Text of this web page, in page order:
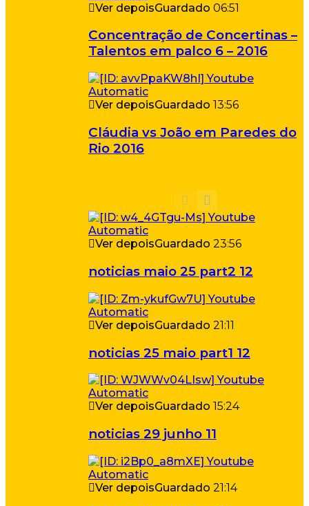
Ver depoisGuardado 06:51
Concentração de Concertinas –
Talentos em palco 6 – 2016
Ver depoisGuardado 13:56
Cláudia vs João em Paredes do
Rio 2016
Ver depoisGuardado 23:56
noticias maio 25 part2 12
Ver depoisGuardado 21:11
noticias 25 maio part1 12
Ver depoisGuardado 15:24
noticias 29 junho 11
Ver depoisGuardado 21:14